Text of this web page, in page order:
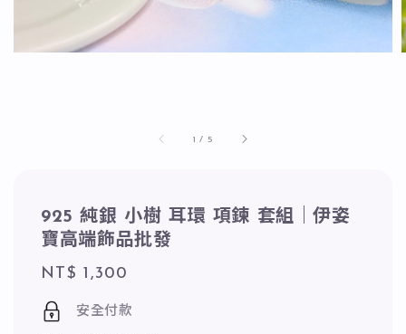
1 / 5
925 純銀 小樹 耳環 項鍊 套組｜伊姿
寶高端飾品批發
Regular
price
NT$ 1,300
安全付款